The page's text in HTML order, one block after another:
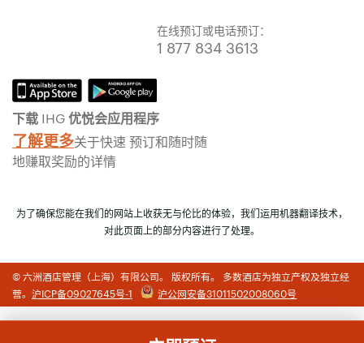
在线预订或电话预订：
1 877 834 3613
下载 IHG 优悦会应用程序
了解更多关于快速 预订和随时随
地赚取奖励的详情
为了确保您能在我们的网站上收获无与伦比的体验，我们运用机器翻译技术，
对此页面上的部分内容进行了处理。
© 六洲酒店管理（上海）有限公司。 版权所有。 多数酒店为独立产权及独立经
营。 沪ICP备09027645号-1 沪公网安备31011502008060号